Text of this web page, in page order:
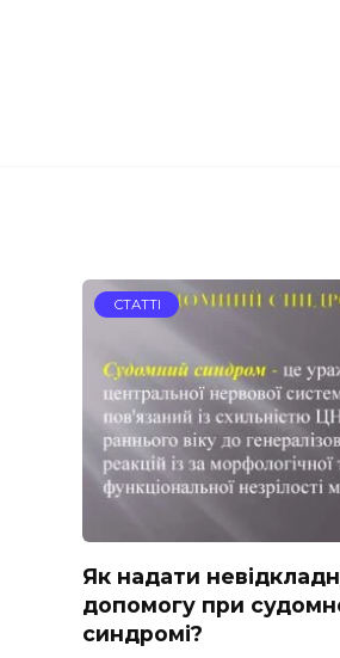
СТАТТІ
Як надати
допомогу при
синдромі?